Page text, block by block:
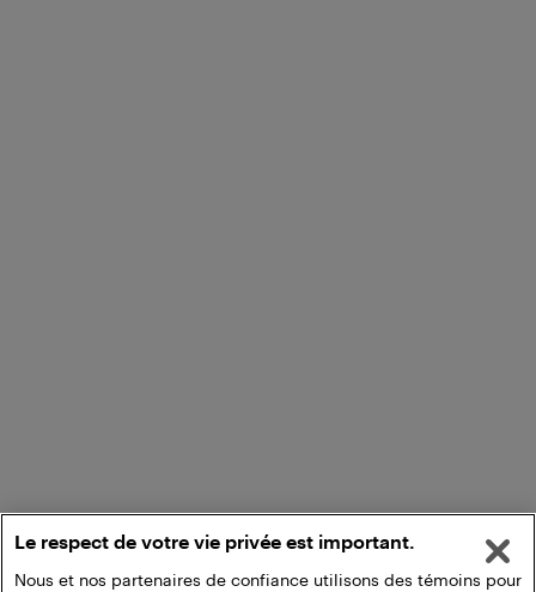
Le respect de votre vie privée est important.
Nous et nos partenaires de confiance utilisons des témoins pour